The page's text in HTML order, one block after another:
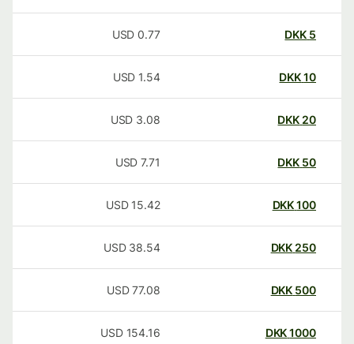
DKK
0.77
USD
DKK
1.54
USD
20
DKK
3.08
USD
50
DKK
7.71
USD
100
DKK
15.42
USD
250
DKK
38.54
USD
500
DKK
77.08
USD
1000
DKK
154.16
USD